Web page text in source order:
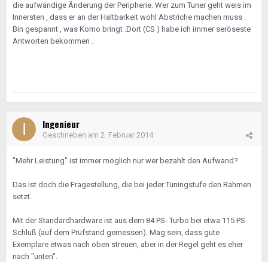
die aufwändige Änderung der Peripherie. Wer zum Tuner geht weis im
Innersten , dass er an der Haltbarkeit wohl Abstriche machen muss .
Bin gespannt , was Komo bringt .Dort (CS ) habe ich immer seröseste
Antworten bekommen .
Ingenieur
Geschrieben am 2. Februar 2014
"Mehr Leistung" ist immer möglich nur wer bezahlt den Aufwand?
Das ist doch die Fragestellung, die bei jeder Tuningstufe den Rahmen
setzt.
Mit der Standardhardware ist aus dem 84 PS- Turbo bei etwa 115 PS
Schluß (auf dem Prüfstand gemessen). Mag sein, dass gute
Exemplare etwas nach oben streuen, aber in der Regel geht es eher
nach "unten".